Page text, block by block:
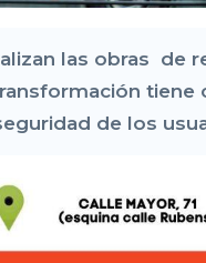
las obras de
de los